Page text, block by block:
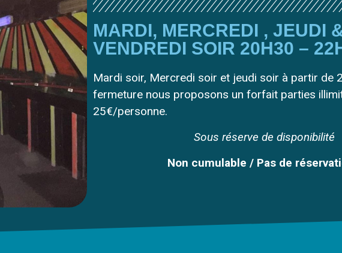
MARDI, MERCREDI , JEUDI
VENDREDI SOIR 20H30 –
Mardi soir, Mercredi soir et jeudi soir à partir de
fermeture nous proposons un forfait parties
25€/personne.
Sous réserve de disponibilité
Non cumulable / Pas de